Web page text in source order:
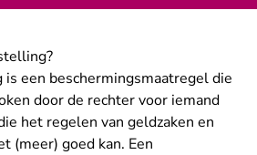
een beschermingsmaatregel die
door de rechter voor iemand
het regelen van geldzaken en
(meer) goed kan. Een